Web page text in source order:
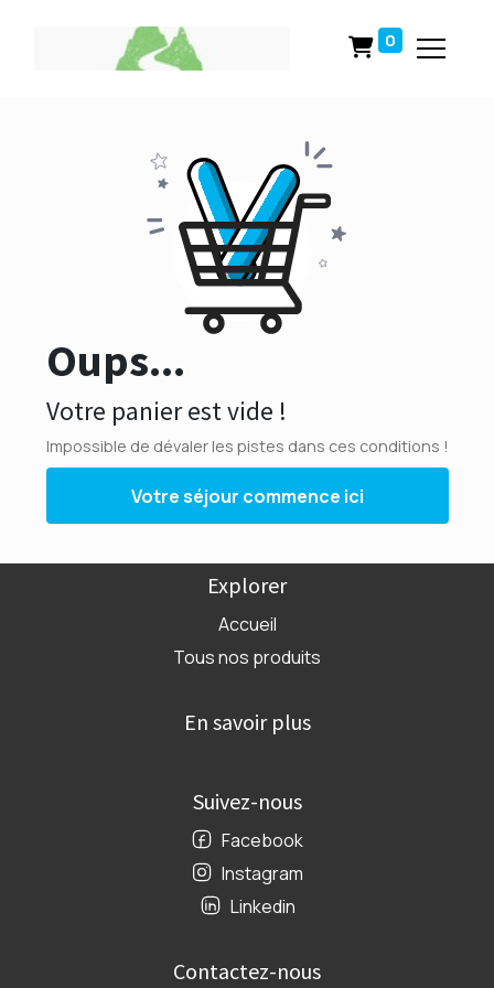
0
Oups...
Votre panier est vide !
Impossible de dévaler les pistes dans ces conditions !
Votre séjour commence ici
Explorer
Accueil
Tous nos produits
En savoir plus
Suivez-nous
Facebook
Instagram
Linkedin
Contactez-nous